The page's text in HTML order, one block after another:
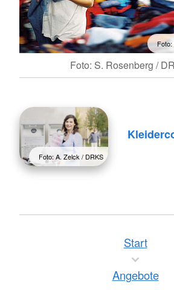
Foto:
Foto: S. Rosenberg /
Foto: A. Zelck / DRKS
Start
Angebote